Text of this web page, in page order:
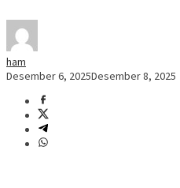
ham
Desember 6, 2025Desember 8, 2025